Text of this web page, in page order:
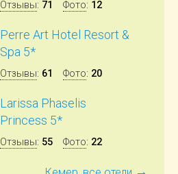
Отзывы: 71 Фото: 12
Perre Art Hotel Resort &
Spa 5*
Отзывы: 61 Фото: 20
Larissa Phaselis
Princess 5*
Отзывы: 55 Фото: 22